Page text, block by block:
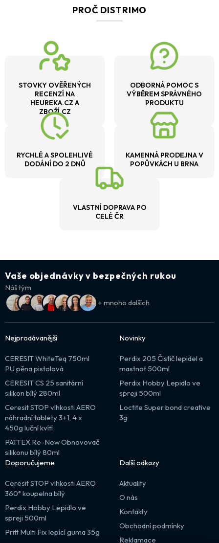
PROČ DISTRIMO
STOVKY OVĚŘENÝCH
RECENZÍ NA
HEUREKA.CZ A
ZBOŽÍ.CZ
ODBORNÁ POMOC S
VÝBĚREM SPRÁVNÉHO
PRODUKTU
RYCHLÉ A SPOLEHLIVÉ
DODÁNÍ DO 2 DNŮ
KAMENNÁ PRODEJNA V
POPŮVKÁCH U BRNA
VLASTNÍ DOPRAVA PO
CELÉ ČR
Vaše objednávky v bezpečných rukou
Náš tým
+ mnoho dalších
Nejprodávanější
CERESIT WhiteTeq 750ml
PU pěna pistolová
CERESIT CS 25 sanitární
silikon bílý 280ml
Ceresit STOP vlhkosti AERO
náhradní tablety 3+1, 4 x
450g luční kvítí
PATTEX Re-New Obnovovač
silikonu bílý 80ml
Novinky
Perdix 205 Čistič lepidel a
mastnot 500ml
Perdix Hobby Lepidlo ve
spreji 500ml
Loctite Super bond creative
3g
Doporučujeme
Ceresit STOP vlhkosti AERO
360° koupelna bílý
Perdix Hobby Lepidlo ve
spreji 500ml
Pritt Multi Fix lepící guma 35g
Další odkazy
Aktuality
O nás
Kontakty
Obchodní podmínky
Reklamace